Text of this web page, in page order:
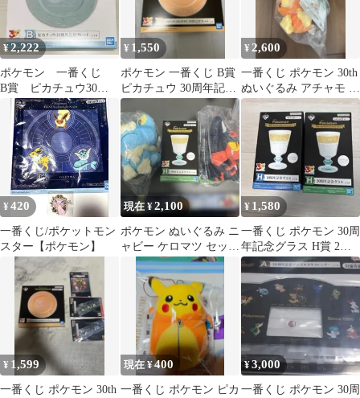
¥2,222
ポケモン 一番くじ
B賞 ピカチュウ30周
年記念プレート
¥ 1,550
ポケモン 一番くじ B賞
ピカチュウ 30周年記念
プレート
¥ 2,600
一番くじ ポケモン 30th
ぬいぐるみ アチャモ E
賞
¥420
一番くじ/ポケットモン
スター【ポケモン】
現在 ¥2,100
ポケモン ぬいぐるみ ニ
ャビー ケロマツ セッ
ト 1番くじ その他
¥ 1,580
一番くじ ポケモン 30周
年記念グラス H賞 2個
セット
¥ 1,599
一番くじ ポケモン 30th
現在 ¥400
一番くじ ポケモン ピカ
¥3,000
一番くじ ポケモン 30周